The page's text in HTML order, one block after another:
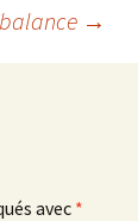
→
avec*